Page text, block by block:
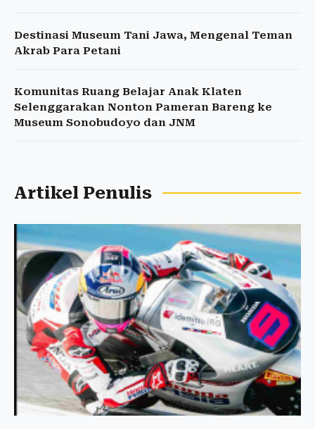
Destinasi Museum Tani Jawa, Mengenal Teman
Akrab Para Petani
Komunitas Ruang Belajar Anak Klaten
Selenggarakan Nonton Pameran Bareng ke
Museum Sonobudoyo dan JNM
Artikel Penulis